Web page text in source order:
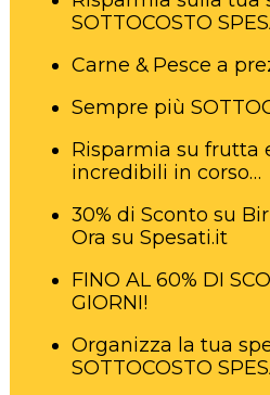
SOTTOCOSTO
Carne & Pesce a
Sempre più
Risparmia su frutta
incredibili in corso…
30% di Sconto su
Ora su Spesati.it
FINO AL 60% DI
GIORNI!
Organizza la tua
SOTTOCOSTO